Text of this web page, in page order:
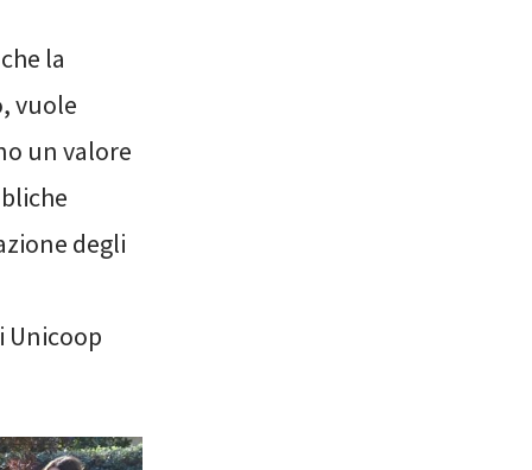
la
vuole
un valore
degli
Unicoop